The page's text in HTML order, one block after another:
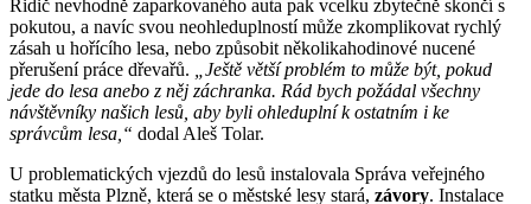
Řidič nevhodně zaparkovaného auta pak vcelku zbytečně skončí s
pokutou, a navíc svou neohleduplností může zkomplikovat rychlý
zásah u hořícího lesa, nebo způsobit několikahodinové nucené
přerušení práce dřevařů. „Ještě větší problém to může být, pokud
jede do lesa anebo z něj záchranka. Rád bych požádal všechny
návštěvníky našich lesů, aby byli ohleduplní k ostatním i ke
správcům lesa,“ dodal Aleš Tolar.
U problematických vjezdů do lesů instalovala Správa veřejného
statku města Plzně, která se o městské lesy stará, závory. Instalace